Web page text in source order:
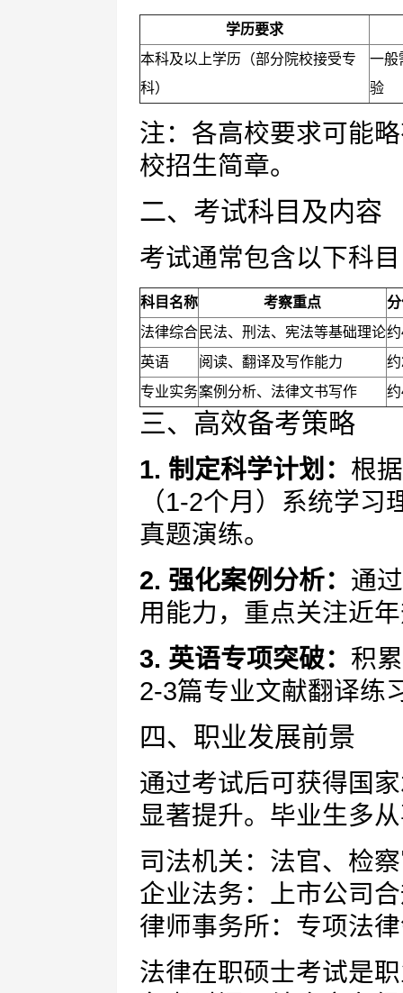
学历要求
本科及以上学历（部分院校接受专
科）
一般
验
注：各高校要求可能
校招生简章。
二、考试科目及内容
考试通常包含以下科
科目名称 考察重点
法律综合 民法、刑法、宪法等基础理论
英语
阅读、翻译及写作能力
专业实务案例分析、法律文书写作
三、高效备考策略
1. 制定科学计划： 根
（1-2个月）系统学
真题演练。
2. 强化案例分析： 通
用能力，重点关注近
3. 英语专项突破： 积
2-3篇专业文献翻译练
四、职业发展前景
通过考试后可获得国
显著提升。毕业生多
司法机关：法官、检
企业法务：上市公司
律师事务所：专项法
法律在职硕士考试是